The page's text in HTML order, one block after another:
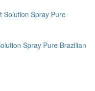
Spray Pure Brazilian